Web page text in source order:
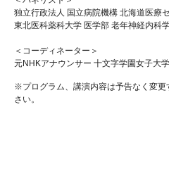
独立行政法人 国立病院機構 北海道医
東北医科薬科大学 医学部 老年神経内科
＜コーディネーター＞
元NHKアナウンサー 十文字学園女子大
※プログラム、講演内容は予告なく変
さい。